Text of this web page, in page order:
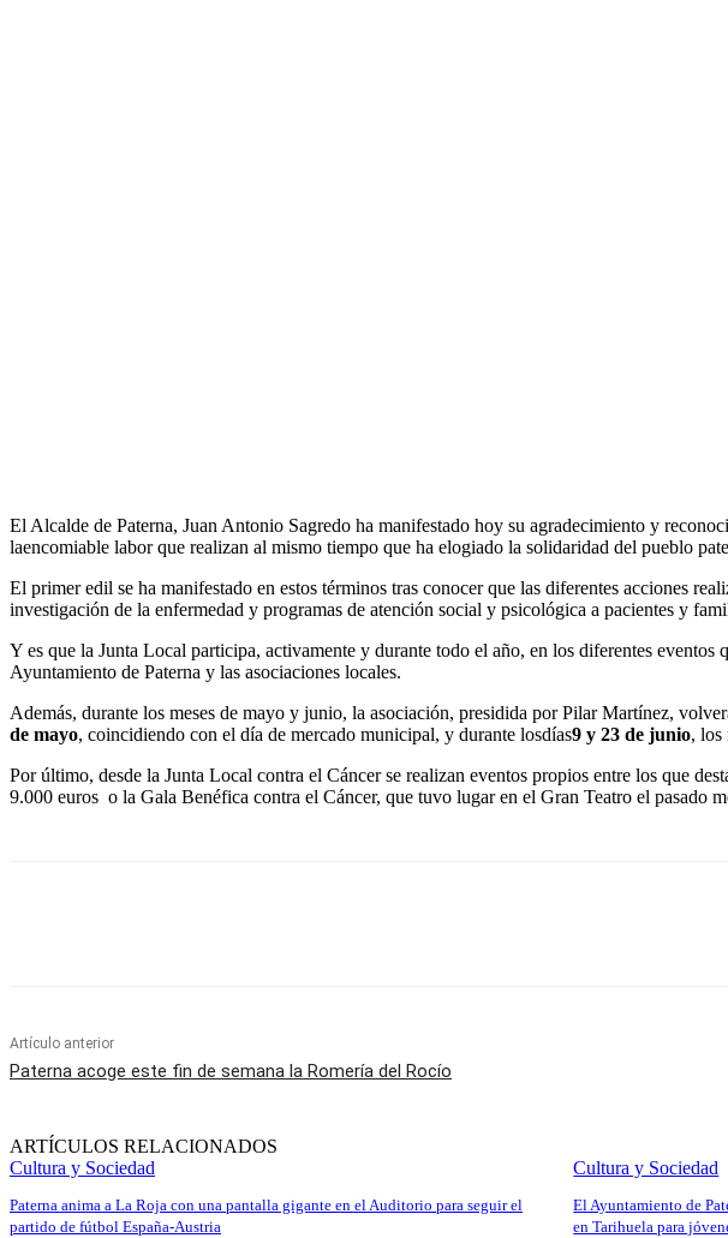
El Alcalde de Paterna, Juan Antonio Sagredo ha manifestado hoy su agradecimiento y
laencomiable labor que realizan al mismo tiempo que ha elogiado la solidaridad del pueblo
El primer edil se ha manifestado en estos términos tras conocer que las diferentes acciones
investigación de la enfermedad y programas de atención social y psicológica a pacientes y
Y es que la Junta Local participa, activamente y durante todo el año, en los diferentes
Ayuntamiento de Paterna y las asociaciones locales.
Además, durante los meses de mayo y junio, la asociación, presidida por Pilar Martínez,
de mayo, coincidiendo con el día de mercado municipal, y durante losdías9 y 23 de junio, los
Por último, desde la Junta Local contra el Cáncer se realizan eventos propios entre los que
9.000 euros o la Gala Benéfica contra el Cáncer, que tuvo lugar en el Gran Teatro el pasado
Artículo anterior
Paterna acoge este fin de semana la Romería del Rocío
ARTÍCULOS RELACIONADOS
Cultura y Sociedad
Paterna anima a La Roja con una pantalla gigante en el Auditorio para seguir el
partido de fútbol España-Austria
Cultura y Sociedad
El Ayuntamiento de
en Tarihuela para